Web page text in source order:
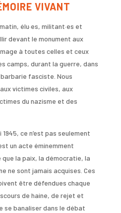
VIVANT
élu·es, militant·es et
devant le monument aux
à toutes celles et ceux
camps, durant la guerre, dans
fasciste. Nous
victimes civiles, aux
du nazisme et des
ce n’est pas seulement
un acte éminemment
la paix, la démocratie, la
ne sont jamais acquises. Ces
être défendues chaque
de haine, de rejet et
se banaliser dans le débat